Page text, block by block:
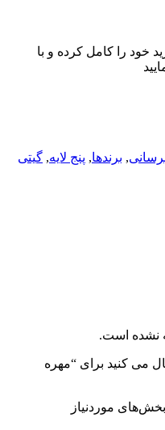
خود را کامل کرده و با
, برندها, پنج لایه, گیتی
نشده است.
می کنید برای “مهره
بخش‌های موردنیاز